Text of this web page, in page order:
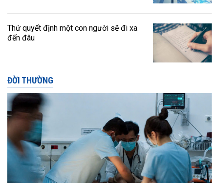
Thứ quyết định một con người sẽ đi xa
đến đâu
ĐỜI THƯỜNG